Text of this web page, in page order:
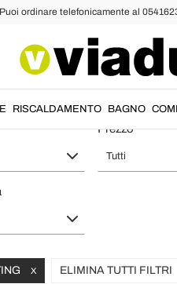
Puoi ordinare telefonicamente al
RISCALDAMENTO BAGNO
per
Prezzo
Tutti
X ELIMINA TUTTI FILTRI